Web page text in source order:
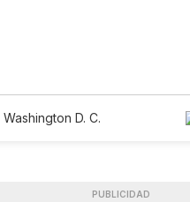
Washington D. C.
PUBLICIDAD